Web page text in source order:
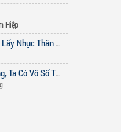
Hiệp
Tà Linh Thế Giới: Ta Lấy Nhục Thân Quét Ngang Thế Này
Vạn Lần Tăng Cường, Ta Có Vô Số Thần Vật